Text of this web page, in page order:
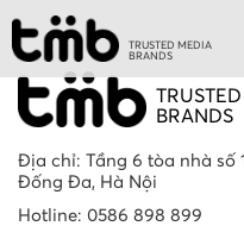
TRUSTED MEDIA
BRANDS
BRANDS
Địa chỉ: Tầng 6 tòa nhà số
Đống Đa, Hà Nội
Hotline: 0586 898 899